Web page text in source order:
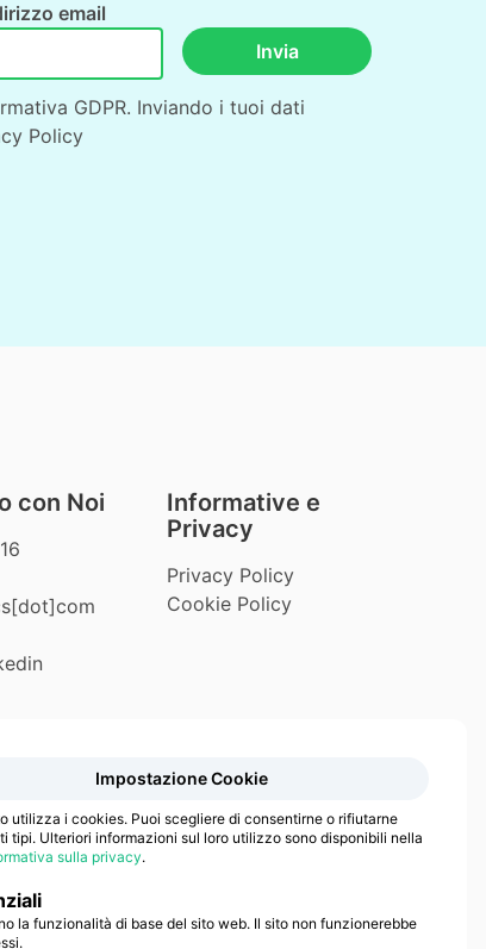
Impostazione Cookie
utilizza i cookies. Puoi scegliere di consentirne o rifiutarne
tipi. Ulteriori informazioni sul loro utilizzo sono disponibili nella
sulla privacy.
la funzionalità di base del sito web. Il sito non funzionerebbe
email
Invia
GDPR. Inviando i tuoi dati
Policy
con Noi
Informative e
Privacy
Privacy Policy
Cookie Policy